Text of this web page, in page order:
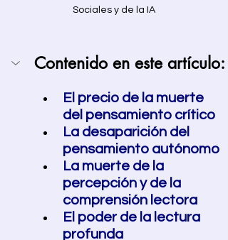
Sociales y de la IA
Contenido en este artículo:
El precio de la muerte
del pensamiento crítico
La desaparición del
pensamiento autónomo
La muerte de la
percepción y de la
comprensión lectora
El poder de la lectura
profunda